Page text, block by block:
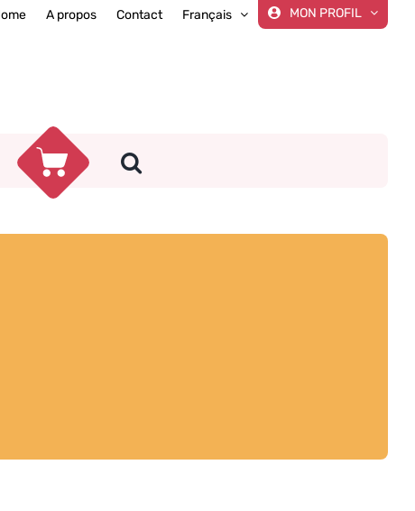
A propos Contact Français MON PROFIL